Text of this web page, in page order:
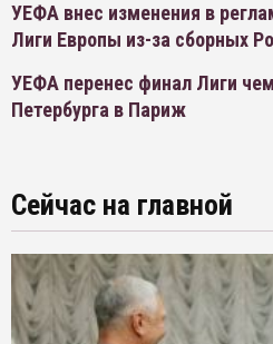
УЕФА внес изменения в
Лиги Европы из-за сборных
УЕФА перенес финал Лиги
Петербурга в Париж
Сейчас на главной